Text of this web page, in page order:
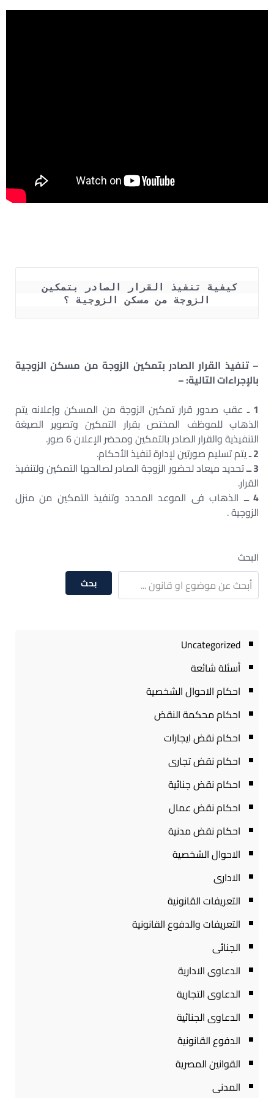
كيفية تنفيذ القرار الصادر بتمكين
الزوجة من مسكن الزوجية ؟
– تنفيذ القرار الصادر بتمكين الزوجة من مسكن الزوجية
بالإجراءات التالية: –
1 ـ عقب صدور قرار تمكين الزوجة من المسكن وإعلانه يتم
الذهاب للموظف المختص بقرار التمكين وتصوير الصيغة
التنفيذية والقرار الصادر بالتمكين ومحضر الإعلان 6 صور.
2 ـ يتم تسليم صورتين لإدارة تنفيذ الأحكام.
3 ــ تحديد ميعاد لحضور الزوجة الصادر لصالحها التمكين ولتنفيذ
القرار.
4 ــ الذهاب فى الموعد المحدد وتنفيذ التمكين من منزل
الزوجية .
البحث
بحث
Uncategorized
أسئلة شائعة
احكام الاحوال الشخصية
احكام محكمة النقض
احكام نقض ايجارات
احكام نقض تجارى
احكام نقض جنائية
احكام نقض عمال
احكام نقض مدنية
الاحوال الشخصية
الادارى
التعريفات القانونية
التعريفات والدفوع القانونية
الجنائى
الدعاوى الادارية
الدعاوى التجارية
الدعاوى الجنائية
الدفوع القانونية
القوانين المصرية
المدنى